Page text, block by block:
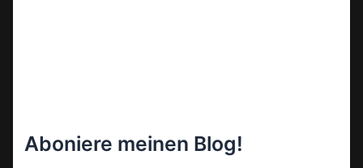
Aboniere meinen Blog!